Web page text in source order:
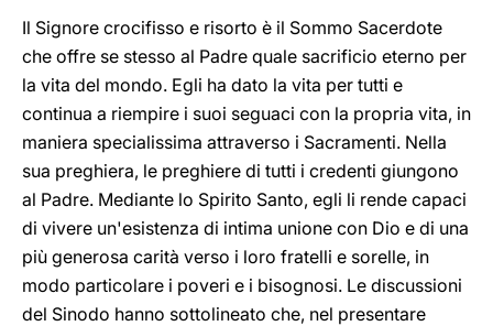
Il Signore crocifisso e risorto è il Sommo Sacerdote
che offre se stesso al Padre quale sacrificio eterno per
la vita del mondo. Egli ha dato la vita per tutti e
continua a riempire i suoi seguaci con la propria vita, in
maniera specialissima attraverso i Sacramenti. Nella
sua preghiera, le preghiere di tutti i credenti giungono
al Padre. Mediante lo Spirito Santo, egli li rende capaci
di vivere un'esistenza di intima unione con Dio e di una
più generosa carità verso i loro fratelli e sorelle, in
modo particolare i poveri e i bisognosi. Le discussioni
del Sinodo hanno sottolineato che, nel presentare